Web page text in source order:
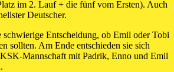
im 2. Lauf + die fünf vom Ersten). Auch
Deutscher.
Entscheidung, ob Emil oder Tobi
sollten. Am Ende entschieden sie sich
Mannschaft mit Padrik, Enno und Emil